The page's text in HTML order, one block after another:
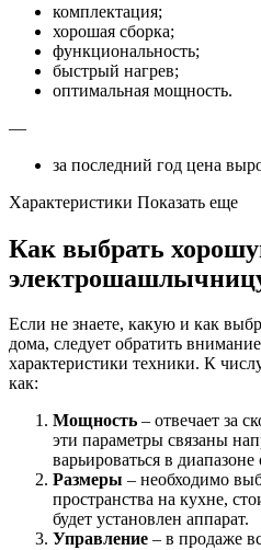
комплектация;
хорошая сборка;
функциональность;
быстрый нагрев;
оптимальная мощность.
—
за последний год цена
Характеристики Показать еще
Как выбрать
Если не знаете, какую и как
дома, следует обратить
характеристики техники. К
как:
Мощность – отвечает за
эти параметры связаны
варьироваться в
Размеры – необходимо
пространства на кухне,
будет установлен аппарат.
Управление – в продаже